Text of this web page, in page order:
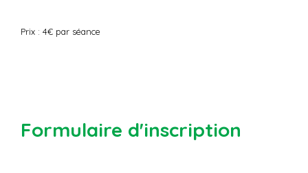
Prix : 4€ par séance
Formulaire d'inscription